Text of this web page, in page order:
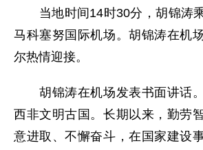
当地时间14时30分，胡锦涛
马科塞努国际机场。胡锦涛在机
尔热情迎接。
胡锦涛在机场发表书面讲话。
西非文明古国。长期以来，勤劳
意进取、不懈奋斗，在国家建设